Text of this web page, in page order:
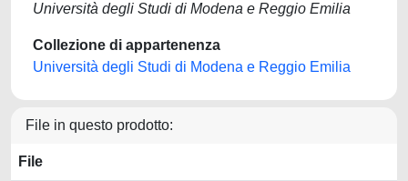
Università degli Studi di Modena e Reggio Emilia
Collezione di appartenenza
Università degli Studi di Modena e Reggio Emilia
File in questo prodotto:
File